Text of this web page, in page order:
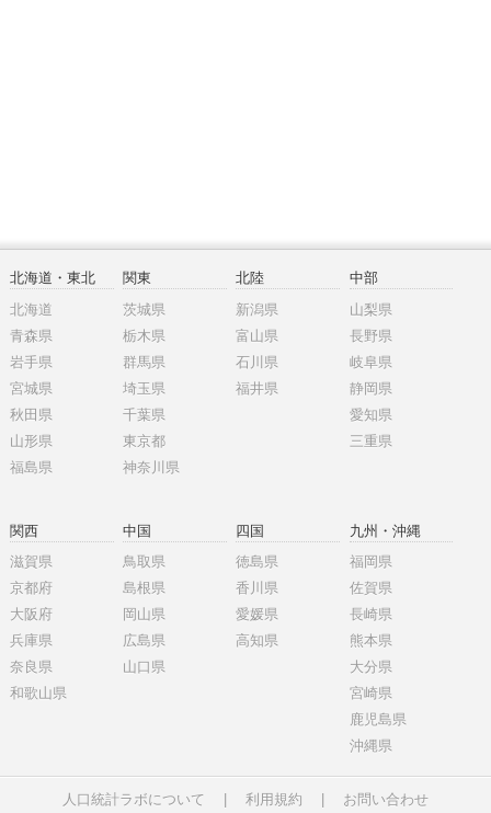
北海道・東北
北海道
青森県
岩手県
宮城県
秋田県
山形県
福島県
関東
茨城県
栃木県
群馬県
埼玉県
千葉県
東京都
神奈川県
北陸
新潟県
富山県
石川県
福井県
中部
山梨県
長野県
岐阜県
静岡県
愛知県
三重県
関西
滋賀県
京都府
大阪府
兵庫県
奈良県
和歌山県
中国
鳥取県
島根県
岡山県
広島県
山口県
四国
徳島県
香川県
愛媛県
高知県
九州・沖縄
福岡県
佐賀県
長崎県
熊本県
大分県
宮崎県
鹿児島県
沖縄県
人口統計ラボについて 利用規約 お問い合わせ